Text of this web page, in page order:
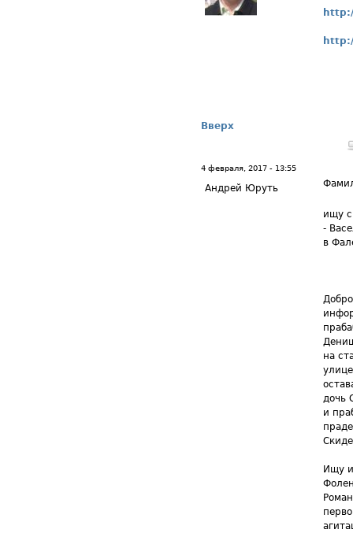
Вверх
4 февраля, 2017 - 13:55
Андрей Юруть
ищу
-
в
на
дочь
и
Ищу